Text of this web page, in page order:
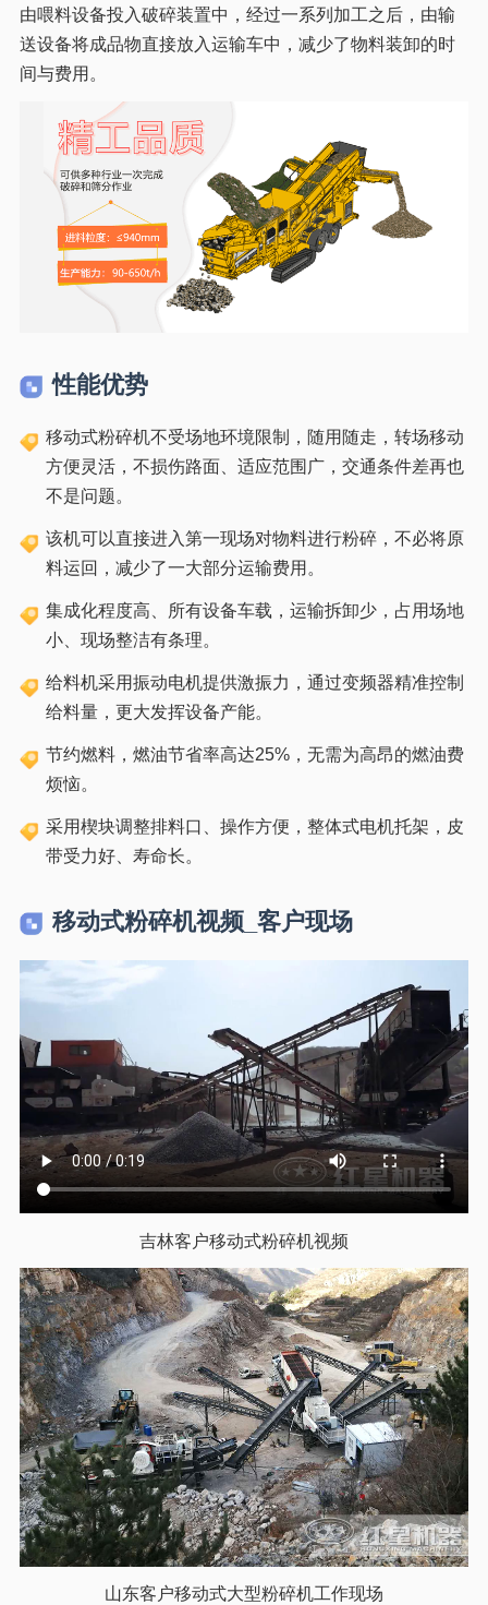
由喂料设备投入破碎装置中，经过一系列加工之后，由输
送设备将成品物直接放入运输车中，减少了物料装卸的时
间与费用。
性能优势
移动式粉碎机不受场地环境限制，随用随走，转场移动
方便灵活，不损伤路面、适应范围广，交通条件差再也
不是问题。
该机可以直接进入第一现场对物料进行粉碎，不必将原
料运回，减少了一大部分运输费用。
集成化程度高、所有设备车载，运输拆卸少，占用场地
小、现场整洁有条理。
给料机采用振动电机提供激振力，通过变频器精准控制
给料量，更大发挥设备产能。
节约燃料，燃油节省率高达25%，无需为高昂的燃油费
烦恼。
采用楔块调整排料口、操作方便，整体式电机托架，皮
带受力好、寿命长。
移动式粉碎机视频_客户现场
吉林客户移动式粉碎机视频
山东客户移动式大型粉碎机工作现场